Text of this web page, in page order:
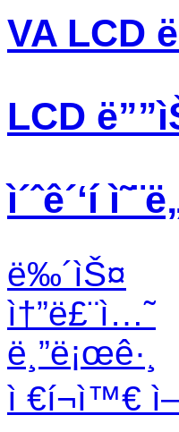
VA LCD
LCD
ì´ˆê´‘í­
ë‰´ìŠ¤
ì†”ë£¨ì…˜
ë¸”ë¡œê·¸
ì €í¬ì™€